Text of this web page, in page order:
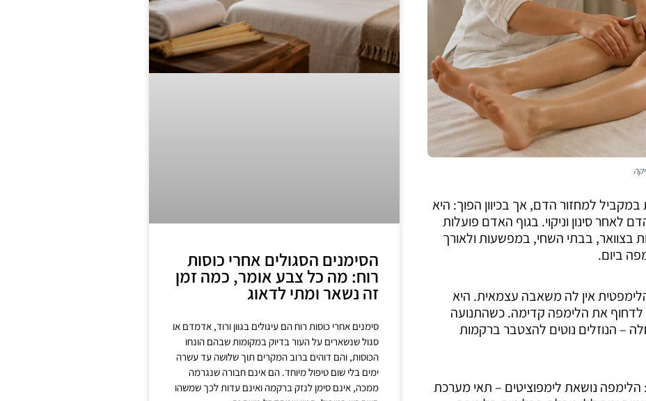
למחזור הדם, אך בכיוון הפוך: היא
לאחר סינון וניקוי. בגוף האדם פועלות
– הפזורות בצוואר, בבתי השחי, במפשעות ולאורך
אין לה משאבה עצמאית. היא
לדחוף את הלימפה קדימה. כשהתנועה
– הנוזלים נוטים להצטבר ברקמות
הלימפה נושאת לימפוציטים – תאי מערכת
הסימנים הסגולים אחרי כוסות
רוח: מה כל צבע אומר, כמה זמן
זה נשאר ומתי לדאוג
סימנים אחרי כוסות רוח הם עיגולים בגוון ורוד, אדמדם או
סגול שנשארים על העור בדיוק במקומות שבהם הונחו
הכוסות, והם דוהים ברוב המקרים תוך שלושה עד עשרה
ימים בלי שום טיפול מיוחד. הם אינם חבורה שנגרמה
ממכה, אינם סימן לנזק ברקמה ואינם עדות לכך שמשהו